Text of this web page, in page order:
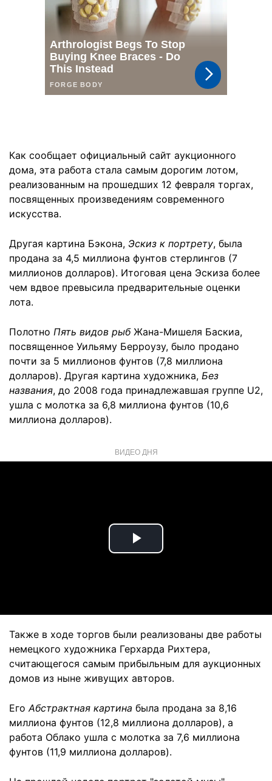
Как сообщает официальный сайт аукционного
дома, эта работа стала самым дорогим лотом,
реализованным на прошедших 12 февраля торгах,
посвященных произведениям современного
искусства.
Другая картина Бэкона, Эскиз к портрету, была
продана за 4,5 миллиона фунтов стерлингов (7
миллионов долларов). Итоговая цена Эскиза более
чем вдвое превысила предварительные оценки
лота.
Полотно Пять видов рыбЖана-Мишеля Баскиа,
посвященное Уильяму Берроузу, было продано
почти за 5 миллионов фунтов (7,8 миллиона
долларов). Другая картина художника, Без
названия, до 2008 года принадлежавшая группе U2,
ушла с молотка за 6,8 миллиона фунтов (10,6
миллиона долларов).
ВИДЕО ДНЯ
Play
Также в ходе торгов были реализованы две работы
немецкого художника Герхарда Рихтера,
считающегося самым прибыльным для аукционных
домов из ныне живущих авторов.
ЕгоАбстрактная картина была продана за 8,16
миллиона фунтов (12,8 миллиона долларов), а
работа Облако ушла с молотка за 7,6 миллиона
фунтов (11,9 миллиона долларов).